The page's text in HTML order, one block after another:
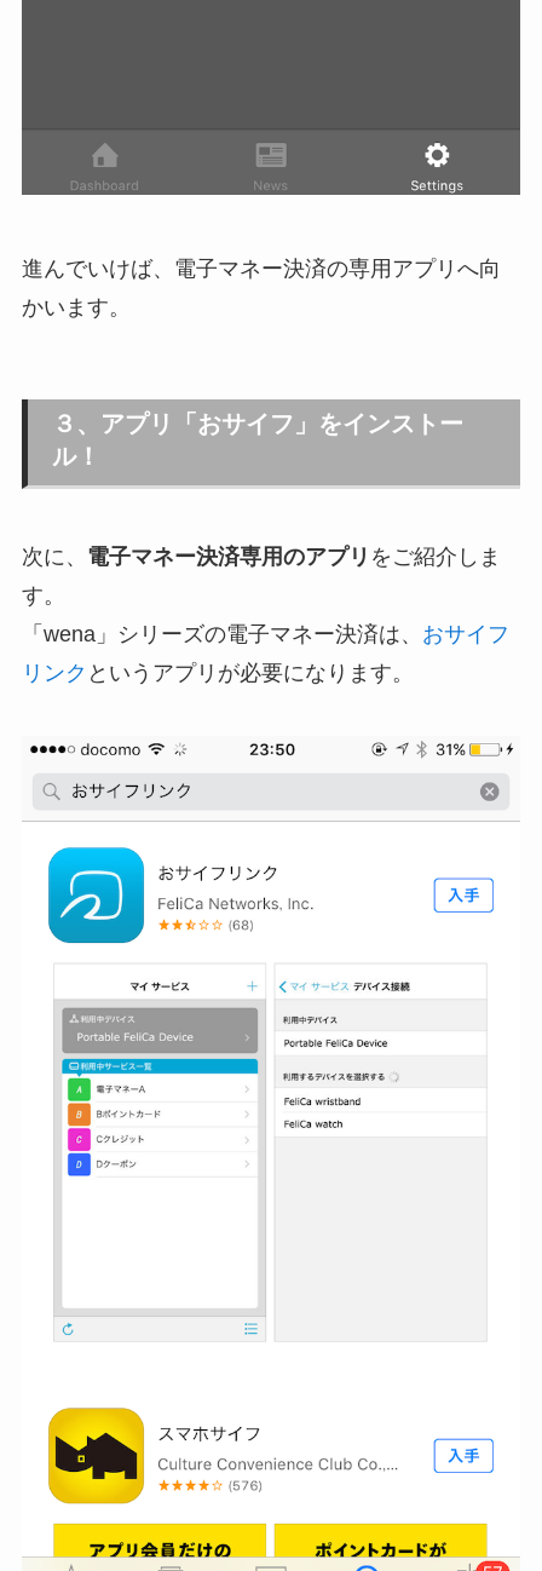
進んでいけば、電子マネー決済の専用アプリへ向
かいます。
３、アプリ「おサイフ」をインストー
ル！
次に、 電子マネー決済専用のアプリ をご紹介しま
す。
「wena」シリーズの電子マネー決済は、 おサイフ
リンク というアプリが必要になります。